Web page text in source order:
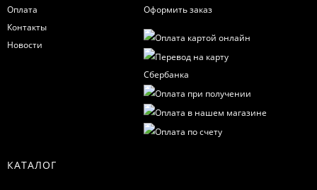
Оплата
Контакты
Новости
Оформить заказ
КАТАЛОГ